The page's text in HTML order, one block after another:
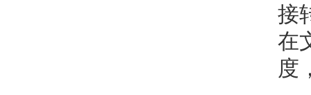
接
在
度